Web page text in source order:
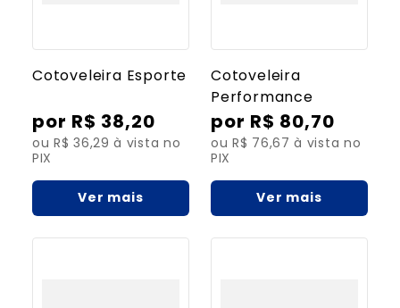
Cotoveleira Esporte
R$ 38,20
ou R$ 36,29 à vista no
PIX
Ver mais
Cotoveleira
Performance
R$ 80,70
ou R$ 76,67 à vista no
PIX
Ver mais